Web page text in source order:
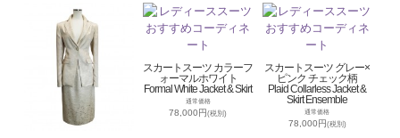
スカートスーツ カラーフ
ォーマルホワイト
Formal White Jacket & Skirt
通常価格
78,000円(税別)
スカートスーツ グレー×
ピンク チェック柄
Plaid Collarless Jacket &
Skirt Ensemble
通常価格
78,000円(税別)